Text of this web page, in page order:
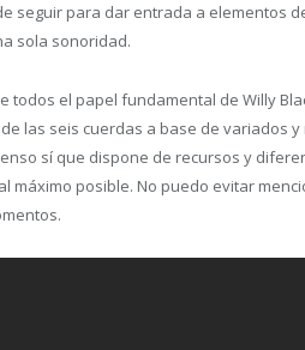
seguir para dar entrada a elementos
sola sonoridad.
todos el papel fundamental de Willy
las seis cuerdas a base de variados y
sí que dispone de recursos y
máximo posible. No puedo evitar